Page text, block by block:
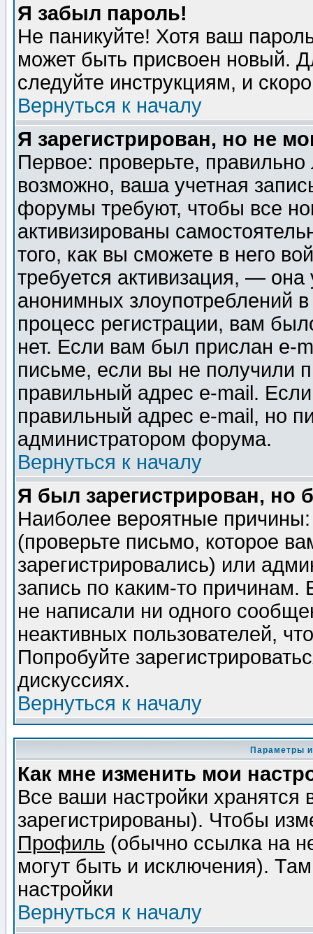
Я забыл пароль!
Не паникуйте! Хотя ваш
может быть присвоен новый.
следуйте инструкциям, и
Вернуться к началу
Я зарегистрирован, но не
Первое: проверьте,
возможно, ваша учетная
форумы требуют, чтобы все
активизированы
того, как вы сможете в него
требуется активизация, —
анонимных злоупотреблений
процесс регистрации, вам
нет. Если вам был прислан e-
письме, если вы не получили
правильный адрес e-mail.
правильный адрес e-mail, но
администратором форума.
Вернуться к началу
Я был зарегистрирован, но
Наиболее вероятные
(проверьте письмо, которое
зарегистрировались) или
запись по каким-то
не написали ни одного
неактивных пользователей,
Попробуйте
дискуссиях.
Вернуться к началу
Параметры
Как мне изменить мои
Все ваши настройки
зарегистрированы). Чтобы
Профиль (обычно ссылка на
могут быть и исключения).
настройки
Вернуться к началу